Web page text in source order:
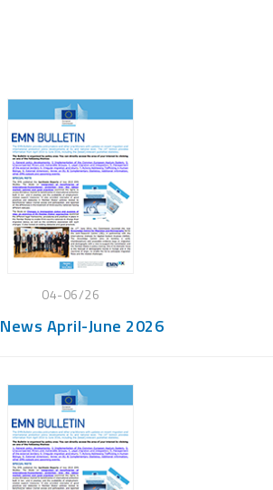
04-06/26
April-June 2026